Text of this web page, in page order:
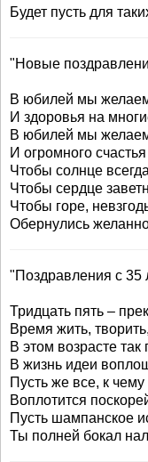
Будет пусть для
"Новые
В юбилей мы
И здоровья на
В юбилей мы
И огромного
Чтобы солнце
Чтобы сердце
Чтобы горе,
Обернулись
"Поздравления с
Тридцать пять –
Время жить,
В этом возрасте так
В жизнь идеи
Пусть же все, к
Воплотится
Пусть шампанское
Ты полней бокал